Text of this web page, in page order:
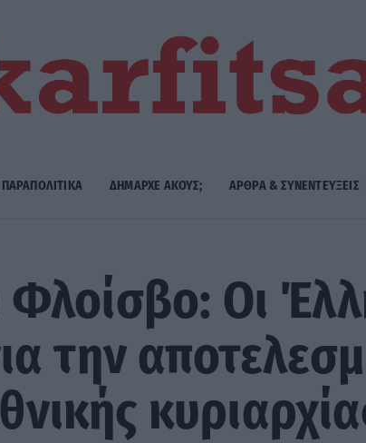
ΠΑΡΑΠΟΛΙΤΙΚΑ ΔΗΜΑΡΧE ΑΚΟΥΣ; ΑΡΘΡΑ & ΣΥΝΕΝΤΕΥΞΕΙΣ
Φλοίσβο: Οι
την